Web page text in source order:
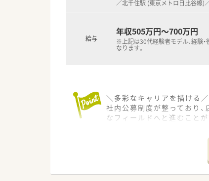
／北千住駅 (東京メトロ日比谷線)
給与
年収505万円～700万円
※上記は30代経験者モデル、経験
なります。
＼多彩なキャリアを描ける／
社内公募制度が整っており
なフィールドへと進むことが
【店舗情報と応需状況につい
■主要な最寄り駅である北
■営業時間は8時から22時
■こちらの店舗はOTC医薬